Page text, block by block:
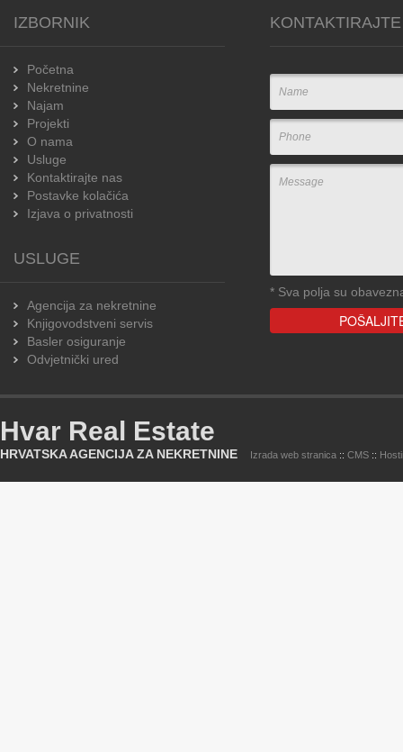
IZBORNIK
Početna
Nekretnine
Najam
Projekti
O nama
Usluge
Kontaktirajte nas
Postavke kolačića
Izjava o privatnosti
USLUGE
Agencija za nekretnine
Knjigovodstveni servis
Basler osiguranje
Odvjetnički ured
* Sva polja su
Hvar Real Estate
HRVATSKA AGENCIJA ZA NEKRETNINE Izrada web stranica :: CMS ::